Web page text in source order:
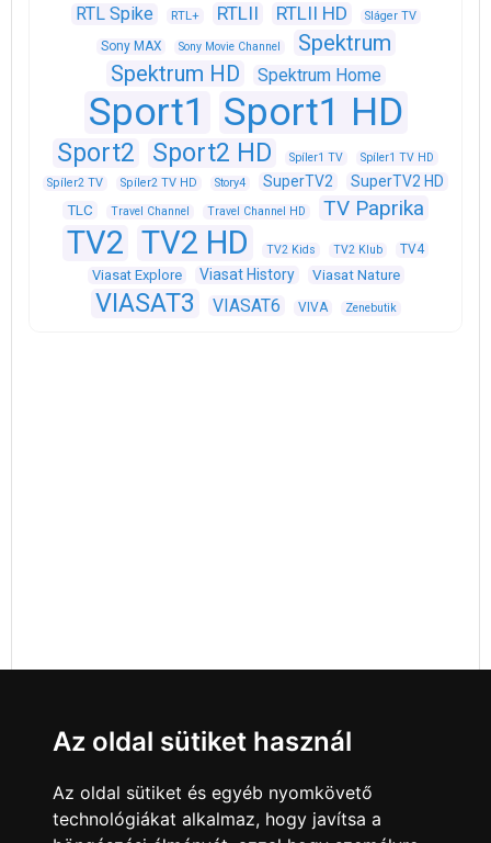
RTL Spike RTL+ RTLII RTLII HD Sláger TV
Sony MAX Sony Movie Channel
Spektrum
Spektrum HD
Spektrum Home
Sport1 Sport1 HD
Sport2 Sport2 HD Spíler1 TV
Spíler1 TV HD
Spíler2 TV
Spíler2 TV HD Story4 SuperTV2 SuperTV2 HD
TLC Travel Channel Travel Channel HD TV Paprika
TV2 TV2 HD TV2 Kids TV2 Klub TV4
Viasat Explore Viasat History Viasat Nature
VIASAT3 VIASAT6 VIVA Zenebutik
Az oldal sütiket használ
Az oldal sütiket és egyéb nyomkövető
technológiákat alkalmaz, hogy javítsa a